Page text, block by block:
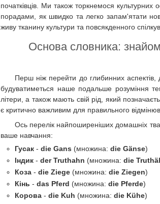
початківців. Ми також торкнемося
порадами, як швидко та легко запам'ятати
живу тканину культури та повсякденного
Основа словника:
Перш ніж перейти до глибинних
будуватиметься наше подальше розуміння
літери, а також мають свій рід, який
є критично важливим для правильного
Ось перелік найпоширеніших домашніх
ваше навчання:
Гусак - die Gans (множина: die Gänse)
Індик - der Truthahn (множина: die
Коза - die Ziege (множина: die Ziegen)
Кінь - das Pferd (множина: die Pferde)
Корова - die Kuh (множина: die Kühe)